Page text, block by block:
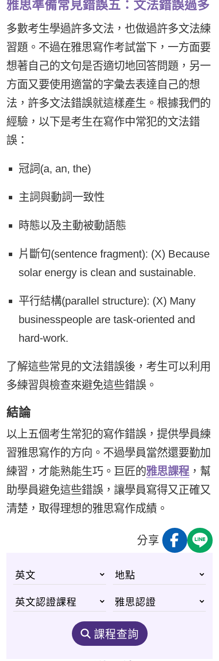
雅思準備常見錯誤五：文法錯誤過多
多數考生學過許多文法，也做過許多文法練
習題。不過在雅思寫作考試當下，一方面要
想著自己的文句是否適切地回答問題，另一
方面又要使用適當的字彙去表達自己的想
法，許多文法錯誤就這樣產生。根據我們的
經驗，以下是考生在寫作中常犯的文法錯
誤：
冠詞(a, an, the)
主詞與動詞一致性
時態以及主動被動語態
片斷句(sentence fragment): (X) Because
solar energy is clean and sustainable.
平行結構(parallel structure): (X) Many
businesspeople are task-oriented and
hard-work.
了解這些常見的文法錯誤後，考生可以利用
多練習與檢查來避免這些錯誤。
結論
以上五個考生常犯的寫作錯誤，提供學員練
習雅思寫作的方向。不過學員當然還要勤加
練習，才能熟能生巧。巨匠的雅思課程 ，幫
助學員避免這些錯誤，讓學員寫得又正確又
清楚，取得理想的雅思寫作成績。
分享
課程查詢